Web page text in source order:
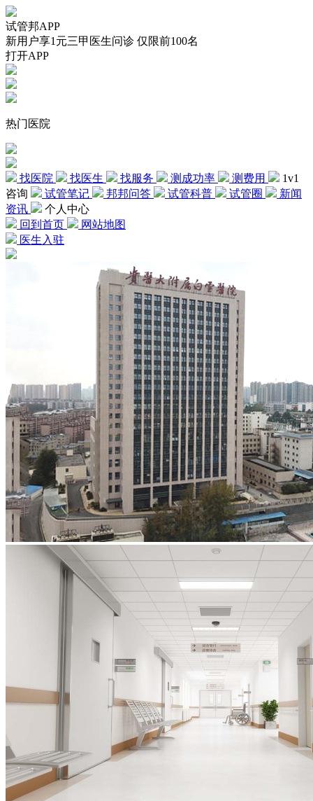
试管邦APP
新用户享1元三甲医生问诊 仅限前100名
打开APP
热门医院
找医院 找医生 找服务 测成功率 测费用
1v1
咨询
试管笔记 邦邦问答 试管科普 试管圈
新闻
资讯
个人中心
回到首页
网站地图
医生入驻